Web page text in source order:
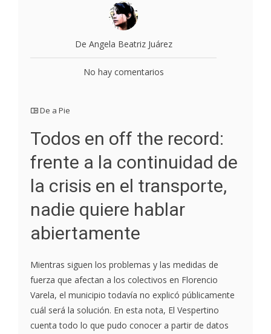
De Angela Beatriz Juárez
No hay comentarios
De a Pie
Todos en off the record:
frente a la continuidad de
la crisis en el transporte,
nadie quiere hablar
abiertamente
Mientras siguen los problemas y las medidas de
fuerza que afectan a los colectivos en Florencio
Varela, el municipio todavía no explicó públicamente
cuál será la solución. En esta nota, El Vespertino
cuenta todo lo que pudo conocer a partir de datos